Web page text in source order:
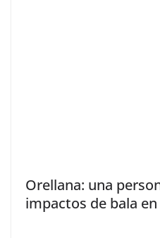
Orellana: una
impactos de bala